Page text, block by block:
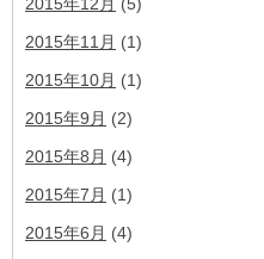
2015年11月 (1)
2015年10月 (1)
2015年9月 (2)
2015年8月 (4)
2015年7月 (1)
2015年6月 (4)